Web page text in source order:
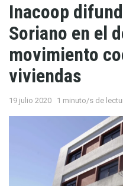
Inacoop
Soriano en el
movimiento
viviendas
19 julio 2020 1 minuto/s de